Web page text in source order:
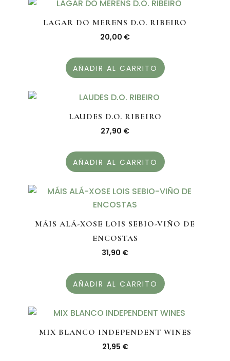
LAGAR DO MERENS D.O. RIBEIRO
20,00 €
AÑADIR AL CARRITO
LAUDES D.O. RIBEIRO
27,90 €
AÑADIR AL CARRITO
MÁIS ALÁ-XOSE LOIS SEBIO-VIÑO DE
ENCOSTAS
31,90 €
AÑADIR AL CARRITO
MIX BLANCO INDEPENDENT WINES
21,95 €